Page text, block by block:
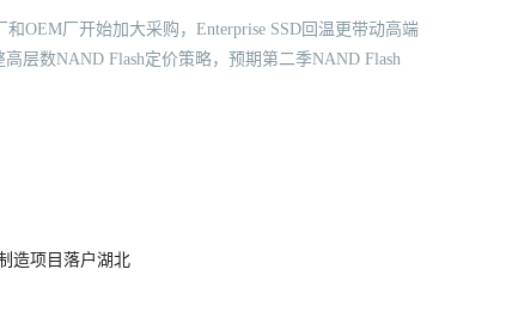
OEM厂开始加大采购，Enterprise SSD回温更带动高端
层数NAND Flash定价策略，预期第二季NAND Flash
造项目落户湖北